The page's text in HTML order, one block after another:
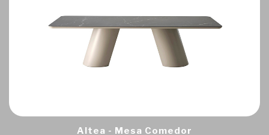
Altea - Mesa Comedor